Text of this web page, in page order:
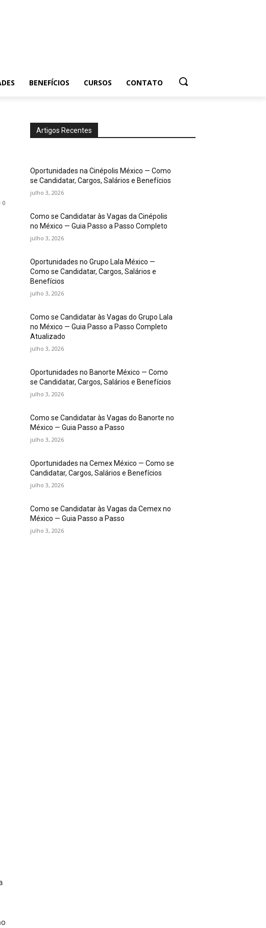
BENEFÍCIOS CURSOS CONTATO
0
Artigos Recentes
Oportunidades na Cinépolis México — Como
se Candidatar, Cargos, Salários e Benefícios
julho 3, 2026
Como se Candidatar às Vagas da Cinépolis
no México — Guia Passo a Passo Completo
julho 3, 2026
Oportunidades no Grupo Lala México —
Como se Candidatar, Cargos, Salários e
Benefícios
julho 3, 2026
Como se Candidatar às Vagas do Grupo Lala
no México — Guia Passo a Passo Completo
Atualizado
julho 3, 2026
Oportunidades no Banorte México — Como
se Candidatar, Cargos, Salários e Benefícios
julho 3, 2026
Como se Candidatar às Vagas do Banorte no
México — Guia Passo a Passo
julho 3, 2026
Oportunidades na Cemex México — Como se
Candidatar, Cargos, Salários e Benefícios
julho 3, 2026
Como se Candidatar às Vagas da Cemex no
México — Guia Passo a Passo
julho 3, 2026